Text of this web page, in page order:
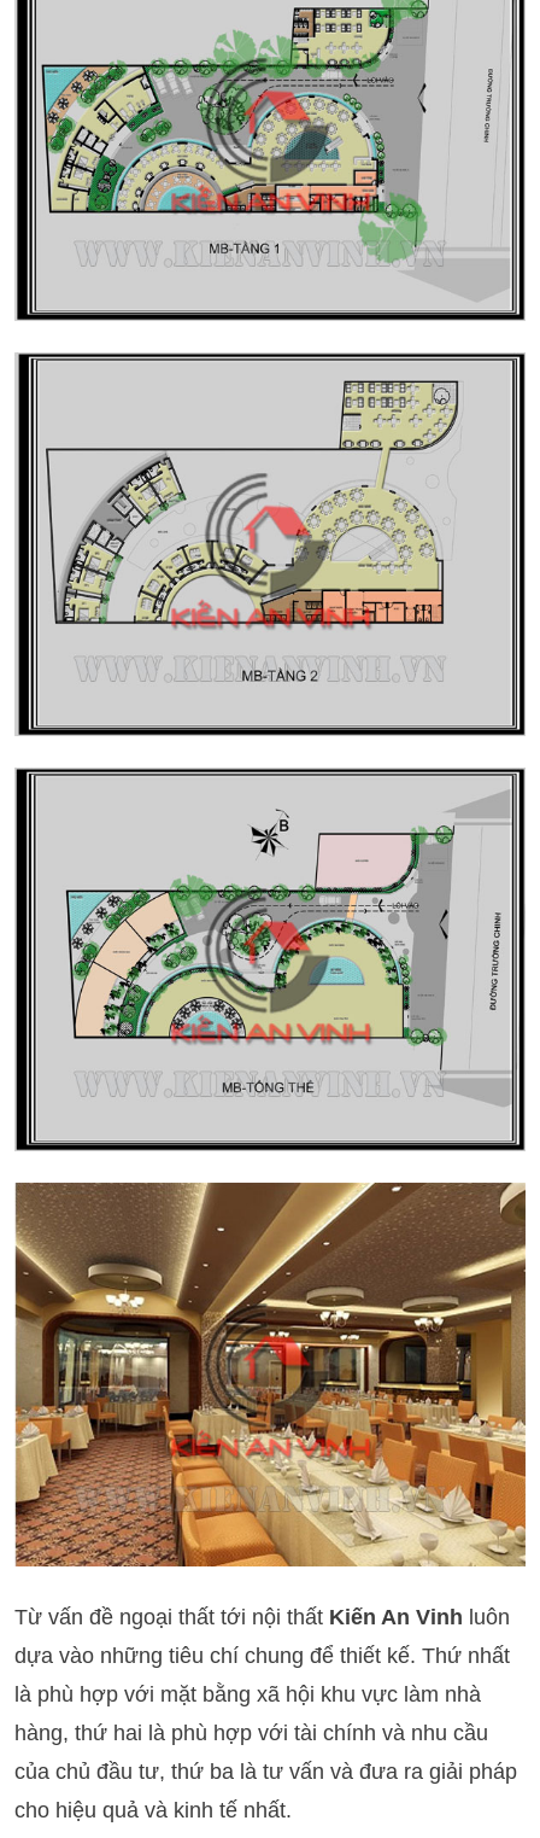
Từ vấn đề ngoại thất tới nội thất Kiến An Vinh luôn
dựa vào những tiêu chí chung để thiết kế. Thứ nhất
là phù hợp với mặt bằng xã hội khu vực làm nhà
hàng, thứ hai là phù hợp với tài chính và nhu cầu
của chủ đầu tư, thứ ba là tư vấn và đưa ra giải pháp
cho hiệu quả và kinh tế nhất.